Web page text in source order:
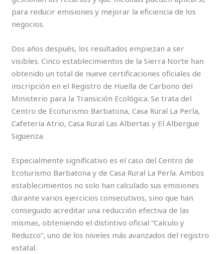
para reducir emisiones y mejorar la eficiencia de los
negocios.
Dos años después, los resultados empiezan a ser
visibles. Cinco establecimientos de la Sierra Norte han
obtenido un total de nueve certificaciones oficiales de
inscripción en el Registro de Huella de Carbono del
Ministerio para la Transición Ecológica. Se trata del
Centro de Ecoturismo Barbatona, Casa Rural La Perla,
Cafetería Atrio, Casa Rural Las Albertas y El Albergue
Sigüenza.
Especialmente significativo es el caso del Centro de
Ecoturismo Barbatona y de Casa Rural La Perla. Ambos
establecimientos no solo han calculado sus emisiones
durante varios ejercicios consecutivos, sino que han
conseguido acreditar una reducción efectiva de las
mismas, obteniendo el distintivo oficial “Calculo y
Reduzco”, uno de los niveles más avanzados del registro
estatal.